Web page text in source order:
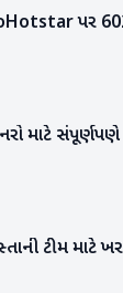
પર
માટે
ટીમ માટે